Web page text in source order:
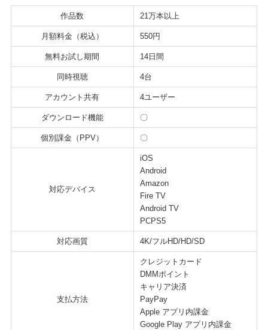
作品数 21万本以上
月額料金（税込） 550円
無料お試し期間 14日間
同時視聴 4台
アカウント共有 4ユーザー
ダウンロード機能 〇
個別課金（PPV） 〇
対応デバイス
iOS
Android
Amazon
Fire TV
Android TV
PCPS5
対応画質 4K/フルHD/HD/SD
支払方法
クレジットカード
DMMポイント
キャリア決済
PayPay
Apple アプリ内課金
Google Play アプリ内課金